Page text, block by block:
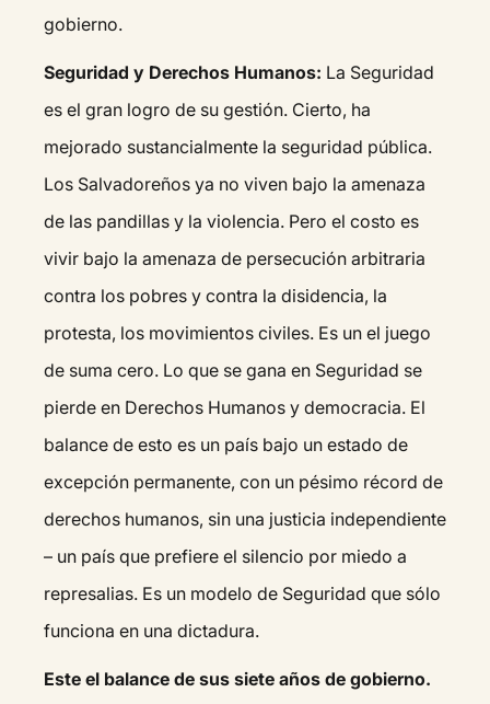
gobierno.
Seguridad y Derechos Humanos: La Seguridad
es el gran logro de su gestión. Cierto, ha
mejorado sustancialmente la seguridad pública.
Los Salvadoreños ya no viven bajo la amenaza
de las pandillas y la violencia. Pero el costo es
vivir bajo la amenaza de persecución arbitraria
contra los pobres y contra la disidencia, la
protesta, los movimientos civiles. Es un el juego
de suma cero. Lo que se gana en Seguridad se
pierde en Derechos Humanos y democracia. El
balance de esto es un país bajo un estado de
excepción permanente, con un pésimo récord de
derechos humanos, sin una justicia independiente
– un país que prefiere el silencio por miedo a
represalias. Es un modelo de Seguridad que sólo
funciona en una dictadura.
Este el balance de sus siete años de gobierno.